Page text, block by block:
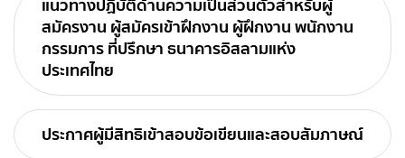
สมัครงาน ผู้สมัครเข้าฝึกงาน ผู้ฝึกงาน พนักงาน
กรรมการ ที่ปรึกษา ธนาคารอิสลามแห่ง
ประเทศไทย
ประกาศผู้มีสิทธิเข้าสอบข้อเขียนและสอบสัมภาษณ์